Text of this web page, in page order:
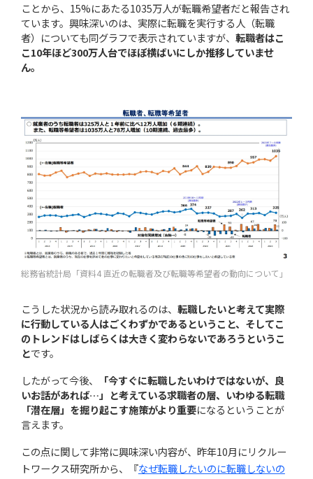
ことから、15%にあたる1035万人が転職希望者だと報告され
ています。興味深いのは、実際に転職を実行する人（転職
者）についても同グラフで表示されていますが、 転職者はこ
こ10年ほど300万人台でほぼ横ばいにしか推移していませ
ん。
総務省統計局「資料4 直近の転職者及び転職等希望者の動向について」
こうした状況から読み取れるのは、 転職したいと考えて実際
に行動している人はごくわずかであるということ、そしてこ
のトレンドはしばらくは大きく変わらないであろうというこ
とです。
したがって今後、
「今すぐに転職したいわけではないが、良
いお話があれば…」と考えている求職者の層、いわゆる転職
「潜在層」を掘り起こす施策がより重要になるということが
言えます。
この点に関して非常に興味深い内容が、昨年10月にリクルー
トワークス研究所から、『なぜ転職したいのに転職しないの